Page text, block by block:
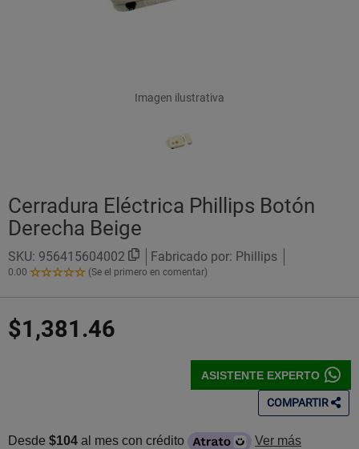
Imagen ilustrativa
Cerradura Eléctrica Phillips Botón
Derecha Beige
SKU: 956415604002 Fabricado por: Phillips
0.00
0.00
Estrellas!
(Se el primero en comentar)
$1,381.46
ASISTENTE EXPERTO
COMPARTIR
Desde $104 al mes con crédito Ver más